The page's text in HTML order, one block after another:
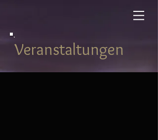
Veranstaltungen